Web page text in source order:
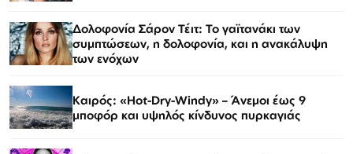
Δολοφονία Σάρον Τέιτ: Το γαϊτανάκι των
συμπτώσεων, η δολοφονία, και η ανακάλυψη
των ενόχων
Καιρός: «Hot-Dry-Windy» – Άνεμοι έως 9
μποφόρ και υψηλός κίνδυνος πυρκαγιάς